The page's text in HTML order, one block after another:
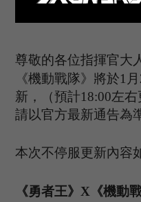
尊敬的各位指揮官大
《機動戰隊》將於1 月
新，（預計1 8:00左右
請以官方最新通告為
本次不停服更新內容
《勇者王》 X《機動